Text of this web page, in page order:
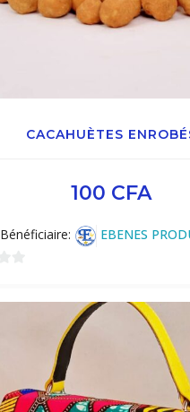
CACAHUÈTES
100 CFA
Bénéficiaire: EBENES